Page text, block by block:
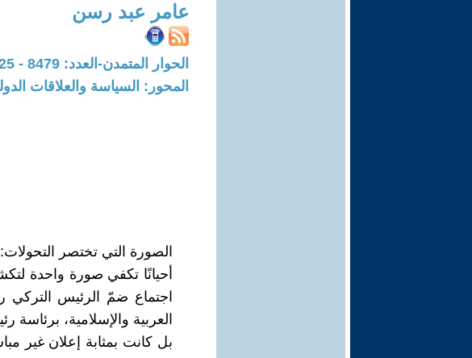
عامر عبد رسن
الحوار المتمدن-العدد: 8479 - 2025 / 9 / 28 - 17:59
المحور: السياسة والعلاقات
الصورة التي تختصر التحولات:
أحيانًا تكفي صورة واحدة
اجتماع ضمّ الرئيس
العربية والإسلامية،
بل كانت بمثابة إعلان غير